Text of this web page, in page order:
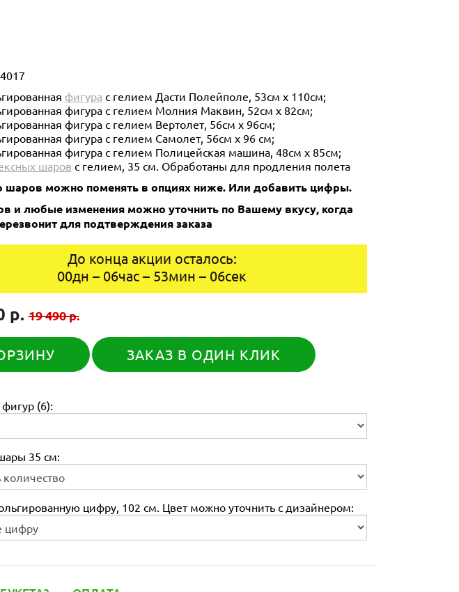
фигура с гелием Дасти Полейполе, 53см х 110см;
фигура с гелием Молния Маквин, 52см х 82см;
фигура с гелием Вертолет, 56см х 96см;
фигура с гелием Самолет, 56см х 96 см;
фигура с гелием Полицейская машина, 48см х 85см;
шаров с гелием, 35 см. Обработаны для продления полета
шаров можно поменять в опциях ниже. Или добавить цифры.
и любые изменения можно уточнить по Вашему вкусу, когда
для подтверждения заказа
До конца акции осталось:
00дн – 06час – 53мин – 05сек
р. 19 490 р.
ЗАКАЗ В ОДИН КЛИК
(6):
35 см:
цифру, 102 см. Цвет можно уточнить с дизайнером: